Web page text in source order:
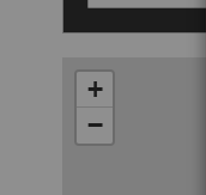
+
−